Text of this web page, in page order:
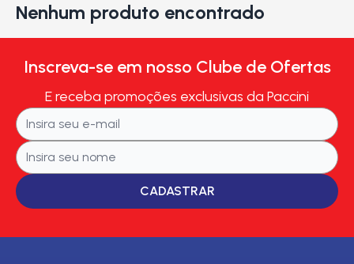
Nenhum produto encontrado
Inscreva-se em nosso Clube de Ofertas
E receba promoções exclusivas da Paccini
CADASTRAR